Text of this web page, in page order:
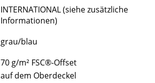
INTERNATIONAL (siehe zusätzliche
Informationen)
grau/blau
70 g/m² FSC®-Offset
auf dem Oberdeckel